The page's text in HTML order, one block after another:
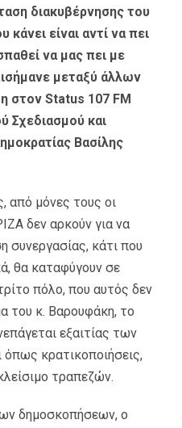
διακυβέρνησης του
είναι αντί να πει
να μας πει με
μεταξύ άλλων
στον Status 107 FM
Σχεδιασμού και
Βασίλης
από μόνες τους οι
δεν αρκούν για να
συνεργασίας, κάτι που
θα καταφύγουν σε
πόλο, που αυτός δεν
του κ. Βαρουφάκη, το
εξαιτίας των
κρατικοποιήσεις,
τραπεζών.
δημοσκοπήσεων, ο